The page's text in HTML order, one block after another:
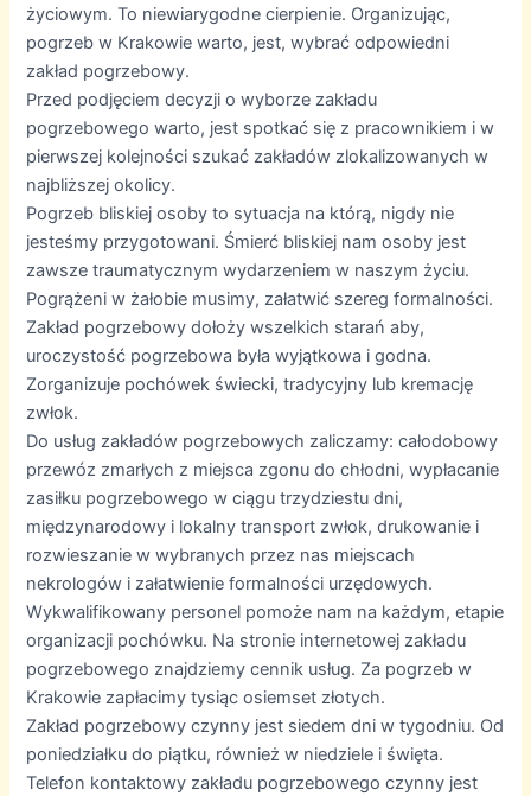
życiowym. To niewiarygodne cierpienie. Organizując,
pogrzeb w Krakowie warto, jest, wybrać odpowiedni
zakład pogrzebowy.
Przed podjęciem decyzji o wyborze zakładu
pogrzebowego warto, jest spotkać się z pracownikiem i w
pierwszej kolejności szukać zakładów zlokalizowanych w
najbliższej okolicy.
Pogrzeb bliskiej osoby to sytuacja na którą, nigdy nie
jesteśmy przygotowani. Śmierć bliskiej nam osoby jest
zawsze traumatycznym wydarzeniem w naszym życiu.
Pogrążeni w żałobie musimy, załatwić szereg formalności.
Zakład pogrzebowy dołoży wszelkich starań aby,
uroczystość pogrzebowa była wyjątkowa i godna.
Zorganizuje pochówek świecki, tradycyjny lub kremację
zwłok.
Do usług zakładów pogrzebowych zaliczamy: całodobowy
przewóz zmarłych z miejsca zgonu do chłodni, wypłacanie
zasiłku pogrzebowego w ciągu trzydziestu dni,
międzynarodowy i lokalny transport zwłok, drukowanie i
rozwieszanie w wybranych przez nas miejscach
nekrologów i załatwienie formalności urzędowych.
Wykwalifikowany personel pomoże nam na każdym, etapie
organizacji pochówku. Na stronie internetowej zakładu
pogrzebowego znajdziemy cennik usług. Za pogrzeb w
Krakowie zapłacimy tysiąc osiemset złotych.
Zakład pogrzebowy czynny jest siedem dni w tygodniu. Od
poniedziałku do piątku, również w niedziele i święta.
Telefon kontaktowy zakładu pogrzebowego czynny jest